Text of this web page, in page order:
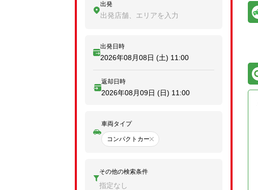
出発
出発店舗、エリアを入力
出発日時
2026年08月08日 (土) 11:00
返却日時
2026年08月09日 (日) 11:00
車両タイプ
コンパクトカー
その他の検索条件
指定なし